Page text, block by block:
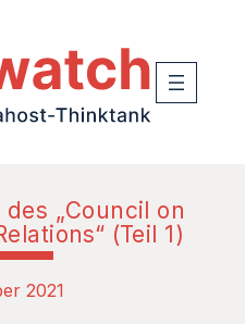
„Council on
(Teil 1)
2021